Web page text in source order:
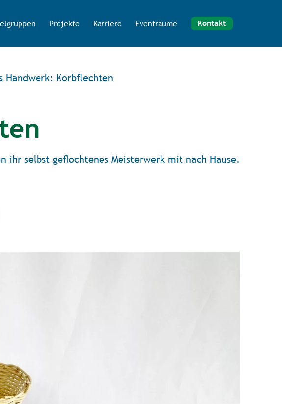
Projekte Karriere Eventräume Kontakt
Handwerk: Korbflechten
ihr selbst geﬂochtenes Meisterwerk mit nach Hause.